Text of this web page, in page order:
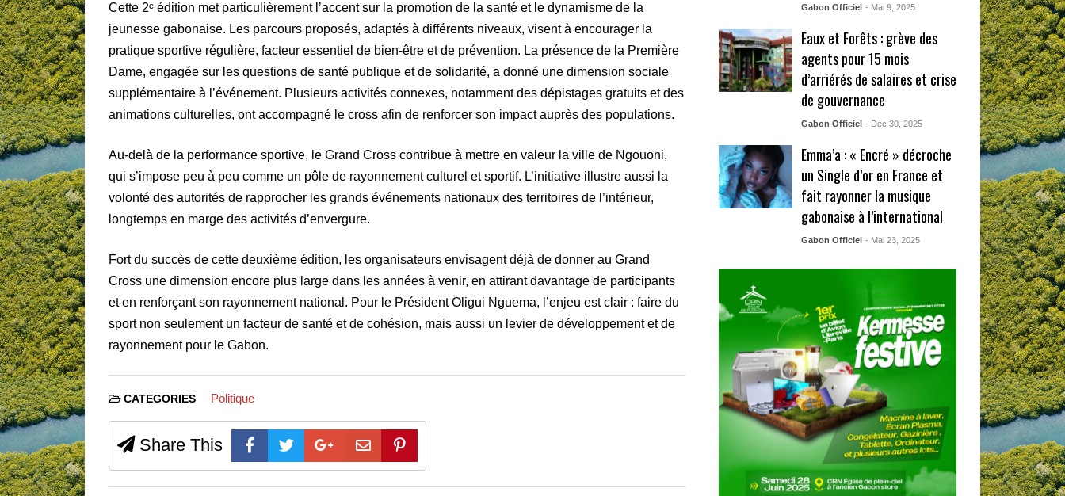
Cette 2ᵉ édition met particulièrement l’accent sur la promotion de la santé et le dynamisme de la
jeunesse gabonaise. Les parcours proposés, adaptés à différents niveaux, visent à encourager la
pratique sportive régulière, facteur essentiel de bien-être et de prévention. La présence de la Première
Dame, engagée sur les questions de santé publique et de solidarité, a donné une dimension sociale
supplémentaire à l’événement. Plusieurs activités connexes, notamment des dépistages gratuits et des
animations culturelles, ont accompagné le cross afin de renforcer son impact auprès des populations.
Au-delà de la performance sportive, le Grand Cross contribue à mettre en valeur la ville de Ngouoni,
qui s’impose peu à peu comme un pôle de rayonnement culturel et sportif. L’initiative illustre aussi la
volonté des autorités de rapprocher les grands événements nationaux des territoires de l’intérieur,
longtemps en marge des activités d’envergure.
Fort du succès de cette deuxième édition, les organisateurs envisagent déjà de donner au Grand
Cross une dimension encore plus large dans les années à venir, en attirant davantage de participants
et en renforçant son rayonnement national. Pour le Président Oligui Nguema, l’enjeu est clair : faire du
sport non seulement un facteur de santé et de cohésion, mais aussi un levier de développement et de
rayonnement pour le Gabon.
CATEGORIES Politique
Share This
Gabon Officiel - Mai 9, 2025
Eaux et Forêts : grève des
agents pour 15 mois
d’arriérés de salaires et crise
de gouvernance
Gabon Officiel - Déc 30, 2025
Emma’a : « Encré » décroche
un Single d’or en France et
fait rayonner la musique
gabonaise à l’international
Gabon Officiel - Mai 23, 2025